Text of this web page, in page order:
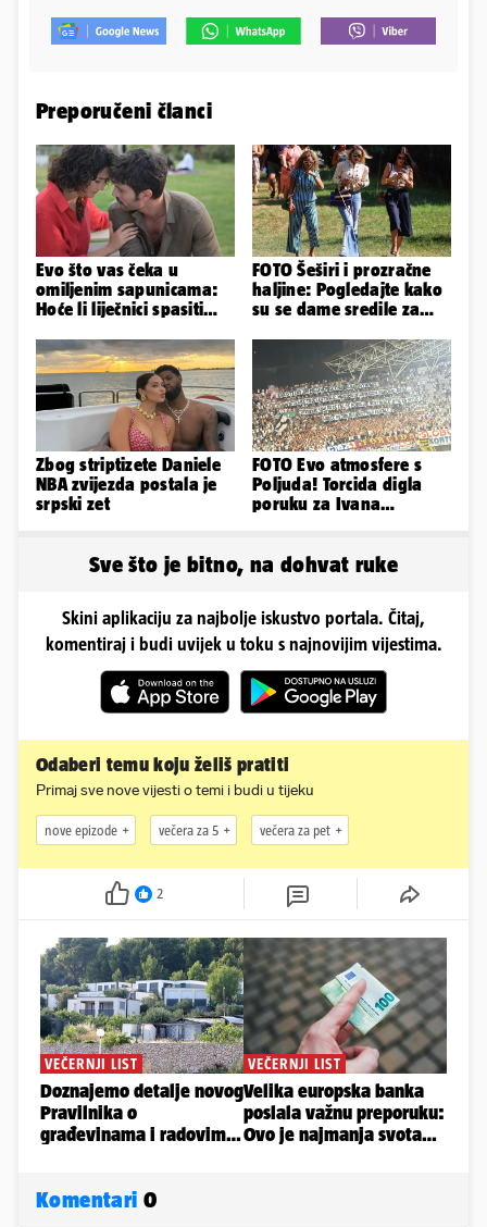
Preporučeni članci
Evo što vas čeka u
omiljenim sapunicama:
Hoće li liječnici spasiti
FOTO Šeširi i prozračne
haljine: Pogledajte kako
su se dame sredile za
Zbog striptizete Daniele
NBA zvijezda postala je
srpski zet
FOTO Evo atmosfere s
Poljuda! Torcida digla
poruku za Ivana
Sve što je bitno, na dohvat ruke
Skini aplikaciju za najbolje iskustvo portala. Čitaj,
komentiraj i budi uvijek u toku s najnovijim vijestima.
Odaberi temu koju želiš pratiti
Primaj sve nove vijesti o temi i budi u tijeku
nove epizode večera za 5 večera za pet
2
Komentari 0